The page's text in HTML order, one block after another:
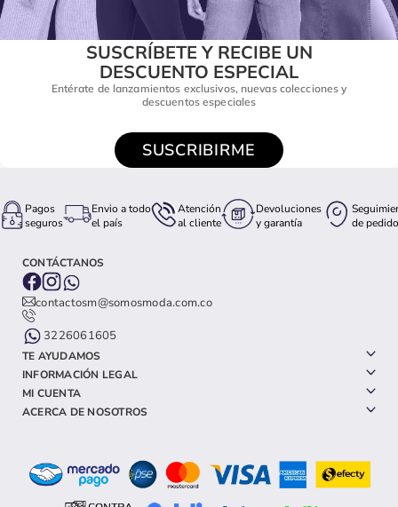
SUSCRÍBETE Y RECIBE UN
DESCUENTO ESPECIAL
Entérate de lanzamientos exclusivos, nuevas colecciones y
descuentos especiales
SUSCRIBIRME
Pagos
seguros
Envio a todo
el país
Atención
al cliente
Devoluciones
y garantía
de pedido
CONTÁCTANOS
contactosm@somosmoda.com.co
3226061605
TE AYUDAMOS
INFORMACIÓN LEGAL
MI CUENTA
ACERCA DE NOSOTROS